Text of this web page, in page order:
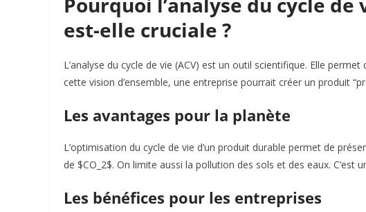
est-elle cruciale ?
L’analyse du cycle de vie (ACV) est un outil scientifique. Elle
cette vision d’ensemble, une entreprise pourrait créer un produit
Les avantages pour la planète
L’optimisation du cycle de vie d’un produit durable permet de
de $CO_2$. On limite aussi la pollution des sols et des eaux.
Les bénéfices pour les entreprises